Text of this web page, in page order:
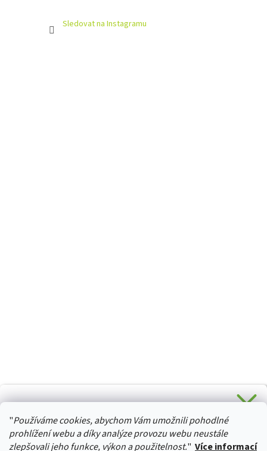
"Používáme cookies, abychom Vám umožnili pohodlné
prohlížení webu a díky analýze provozu webu neustále
zlepšovali jeho funkce, výkon a použitelnost." Více informací
Sledovat na Instagramu
HURTTA-COLLECTION.CZ
Stačí se přihlásit k odběru novinek z našeho obchodu a je
Vaše :)